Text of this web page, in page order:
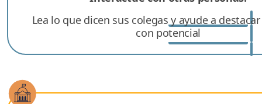
Lea lo que dicen sus colegas y ayude a
con potencial